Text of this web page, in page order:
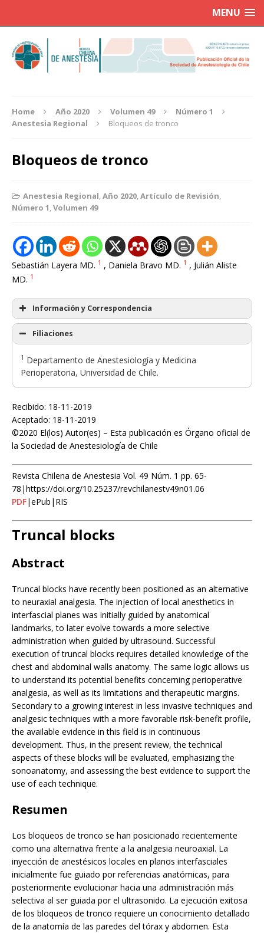
MENU
Home Año 2020 Volumen 49
Número 1
Anestesia Regional
Bloqueos de tronco
Bloqueos de tronco
Anestesia Regional,Año 2020,Artículo de Revisión,
Número 1,Volumen 49
Sebastián Layera MD. 1 , Daniela Bravo MD. 1 , Julián Aliste
MD. 1
Información y Correspondencia
Filiaciones
1 Departamento de Anestesiología y Medicina
Perioperatoria, Universidad de Chile.
Recibido: 18-11-2019
Aceptado: 18-11-2019
©2020 El(los) Autor(es) – Esta publicación es Órgano oficial de
la Sociedad de Anestesiología de Chile
Revista Chilena de Anestesia Vol. 49 Núm. 1 pp. 65-
78|https://doi.org/10.25237/revchilanestv49n01.06
PDF|ePub|RIS
Truncal blocks
Abstract
Truncal blocks have recently been positioned as an alternative
to neuraxial analgesia. The injection of local anesthetics in
interfascial planes was initially guided by anatomical
landmarks, to later evolve towards a more selective
administration when guided by ultrasound. Successful
execution of truncal blocks requires detailed knowledge of the
chest and abdominal walls anatomy. The same logic allows us
to understand its potential benefits concerning perioperative
analgesia, as well as its limitations and therapeutic margins.
Secondary to a growing interest in less invasive techniques and
analgesic techniques with a more favorable risk-benefit profile,
the available evidence in this field is in continuous
development. Thus, in the present review, the technical
aspects of these blocks will be evaluated, emphasizing the
sonoanatomy, and assessing the best evidence to support the
use of each technique.
Resumen
Los bloqueos de tronco se han posicionado recientemente
como una alternativa frente a la analgesia neuroaxial. La
inyección de anestésicos locales en planos interfasciales
inicialmente fue guiado por referencias anatómicas, para
posteriormente evolucionar hacia una administración más
selectiva al ser guiada por el ultrasonido. La ejecución exitosa
de los bloqueos de tronco requiere un conocimiento detallado
de la anatomía de las paredes del tórax y abdomen. Esta